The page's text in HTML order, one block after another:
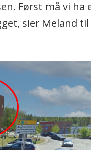
Først må vi ha
sier Meland